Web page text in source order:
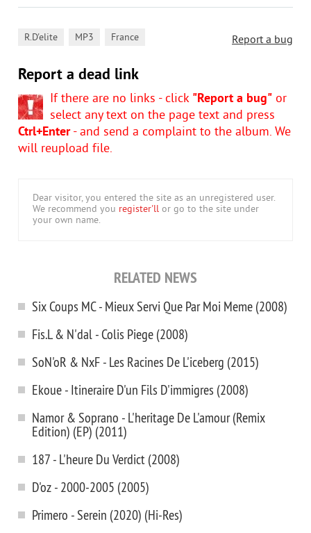
Report a bug
R.D'elite MP3 France
Report a dead link
If there are no links - click "Report a bug" or
select any text on the page text and press
Ctrl+Enter- and send a complaint to the album. We
will reupload file.
Dear visitor, you entered the site as an unregistered user.
We recommend you register'll or go to the site under
your own name.
RELATED NEWS
Six Coups MC - Mieux Servi Que Par Moi Meme (2008)
Fis.L & N'dal - Colis Piege (2008)
SoN'oR & NxF - Les Racines De L'iceberg (2015)
Ekoue - Itineraire D'un Fils D'immigres (2008)
Namor & Soprano - L'heritage De L'amour (Remix
Edition) (EP) (2011)
187 - L'heure Du Verdict (2008)
D'oz - 2000-2005 (2005)
Primero - Serein (2020) (Hi-Res)